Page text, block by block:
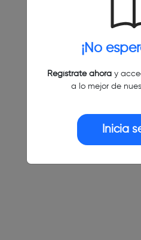
¡No
Regístrate ahoray
a lo mejor de
Inicia